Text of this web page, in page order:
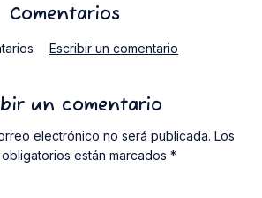
Comentarios
Escribir un comentario
un comentario
electrónico no será publicada. Los
están marcados *